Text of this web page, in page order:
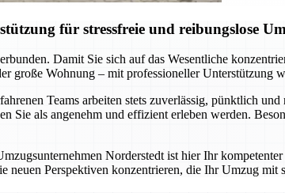
für stressfreie und reibungslose
Damit Sie sich auf das Wesentliche
große Wohnung – mit professioneller Unterstützung
Teams arbeiten stets zuverlässig, pünktlich
Sie als angenehm und effizient erleben werden.
Norderstedt ist hier Ihr
neuen Perspektiven konzentrieren, die Ihr Umzug